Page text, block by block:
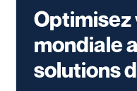
mondiale
solutions